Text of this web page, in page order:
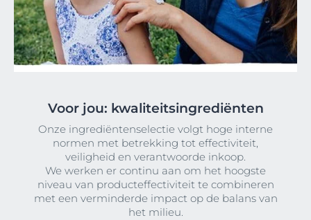
Voor jou: kwaliteitsingrediënten
Onze ingrediëntenselectie volgt hoge interne
normen met betrekking tot effectiviteit,
veiligheid en verantwoorde inkoop.
We werken er continu aan om het hoogste
niveau van producteffectiviteit te combineren
met een verminderde impact op de balans van
het milieu.